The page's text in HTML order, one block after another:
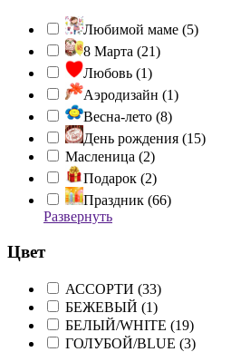
Любимой маме (5)
8 Марта (21)
Любовь (1)
Аэродизайн (1)
Весна-лето (8)
День рождения (15)
Масленица (2)
Подарок (2)
Праздник (66)
Развернуть
Цвет
АССОРТИ (33)
БЕЖЕВЫЙ (1)
БЕЛЫЙ/WHITE (19)
ГОЛУБОЙ/BLUE (3)